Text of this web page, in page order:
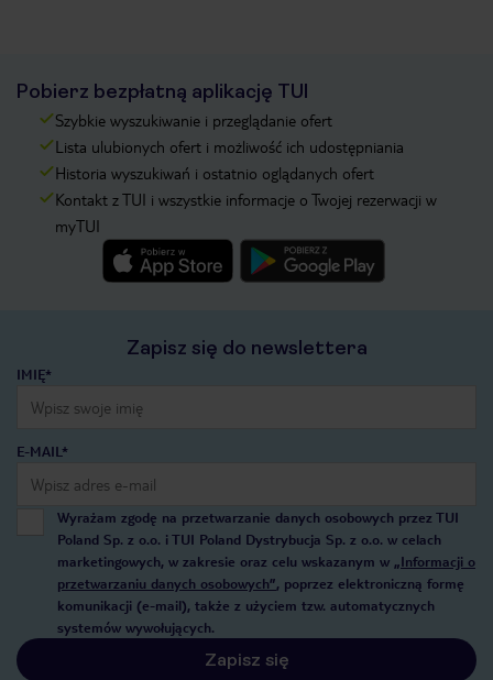
Pobierz bezpłatną aplikację TUI
Szybkie wyszukiwanie i przeglądanie ofert
Lista ulubionych ofert i możliwość ich udostępniania
Historia wyszukiwań i ostatnio oglądanych ofert
Kontakt z TUI i wszystkie informacje o Twojej rezerwacji w
myTUI
Zapisz się do newslettera
IMIĘ*
E-MAIL*
Wyrażam zgodę na przetwarzanie danych osobowych przez TUI
Poland Sp. z o.o. i TUI Poland Dystrybucja Sp. z o.o. w celach
marketingowych, w zakresie oraz celu wskazanym w „Informacji o
przetwarzaniu danych osobowych”, poprzez elektroniczną formę
komunikacji (e-mail), także z użyciem tzw. automatycznych
systemów wywołujących.
Zapisz się